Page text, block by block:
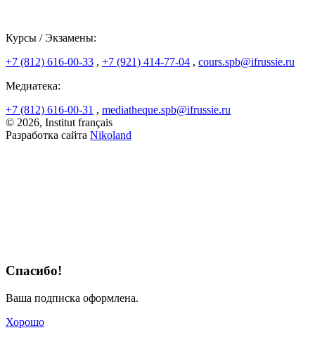
Курсы / Экзамены:
+7 (812) 616-00-33 , +7 (921) 414-77-04 , cours.spb@ifrussie.ru
Медиатека:
+7 (812) 616-00-31 , mediatheque.spb@ifrussie.ru
© 2026, Institut français
Разработка сайта Nikoland
Спасибо!
Ваша подписка оформлена.
Хорошо